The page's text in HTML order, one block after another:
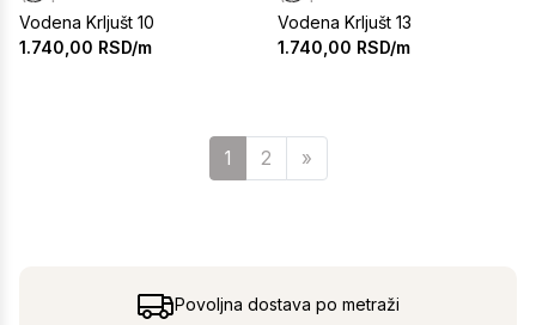
Vodena Krljušt 10
1.740,00 RSD/m
Vodena Krljušt 13
1.740,00 RSD/m
1 2 »Sledeća
Povoljna dostava po metraži